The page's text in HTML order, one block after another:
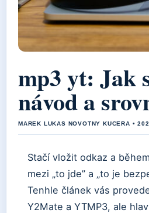
mp3 yt: Jak
návod a
MAREK LUKAS NOVOTNY KUCERA •
Stačí vložit odkaz a
mezi „to jde” a „to je
Tenhle článek vás
Y2Mate a YTMP3, ale